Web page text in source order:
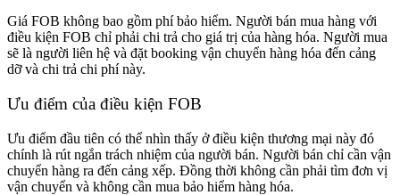
Giá FOB không bao gồm phí bảo hiểm. Người bán mua hàng với
điều kiện FOB chỉ phải chi trả cho giá trị của hàng hóa. Người mua
sẽ là người liên hệ và đặt booking vận chuyển hàng hóa đến cảng
dỡ và chi trả chi phí này.
Ưu điểm của điều kiện FOB
Ưu điểm đầu tiên có thể nhìn thấy ở điều kiện thương mại này đó
chính là rút ngắn trách nhiệm của người bán. Người bán chỉ cần vận
chuyển hàng ra đến cảng xếp. Đồng thời không cần phải tìm đơn vị
vận chuyển và không cần mua bảo hiểm hàng hóa.